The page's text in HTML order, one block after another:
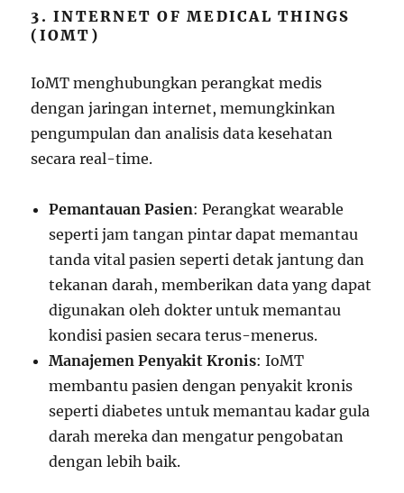
3. INTERNET OF MEDICAL THINGS
(IOMT)
IoMT menghubungkan perangkat medis
dengan jaringan internet, memungkinkan
pengumpulan dan analisis data kesehatan
secara real-time.
Pemantauan Pasien: Perangkat wearable
seperti jam tangan pintar dapat memantau
tanda vital pasien seperti detak jantung dan
tekanan darah, memberikan data yang dapat
digunakan oleh dokter untuk memantau
kondisi pasien secara terus-menerus.
Manajemen Penyakit Kronis: IoMT
membantu pasien dengan penyakit kronis
seperti diabetes untuk memantau kadar gula
darah mereka dan mengatur pengobatan
dengan lebih baik.